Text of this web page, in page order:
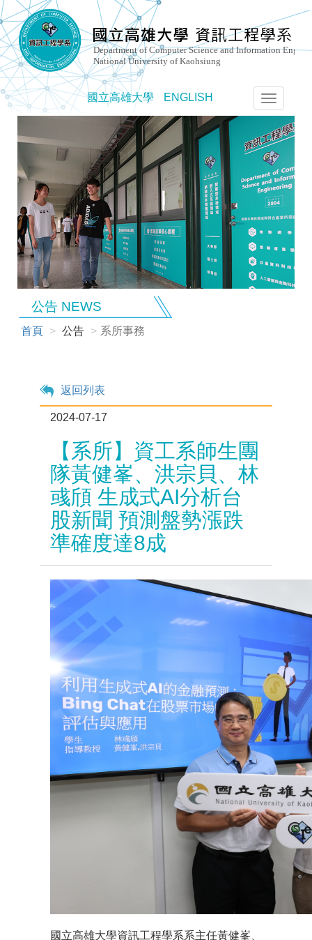
國立高雄大學 ENGLISH
選
單
切
換
公告 NEWS
首頁 公告 系所事務
返回列表
2024-07-17
【系所】資工系師生團
隊黃健峯、洪宗貝、林
彧頎 生成式AI分析台
股新聞 預測盤勢漲跌
準確度達8成
國立高雄大學資訊工程學系系主任黃健峯、